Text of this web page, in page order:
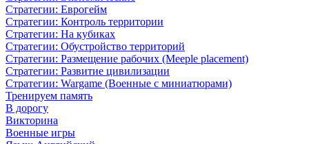
Стратегии: Еврогейм
Стратегии: Контроль территории
Стратегии: На кубиках
Стратегии: Обустройство территорий
Стратегии: Размещение рабочих (Meeple placement)
Стратегии: Развитие цивилизации
Стратегии: Wargame (Военные с миниатюрами)
Тренируем память
В дорогу
Викторина
Военные игры